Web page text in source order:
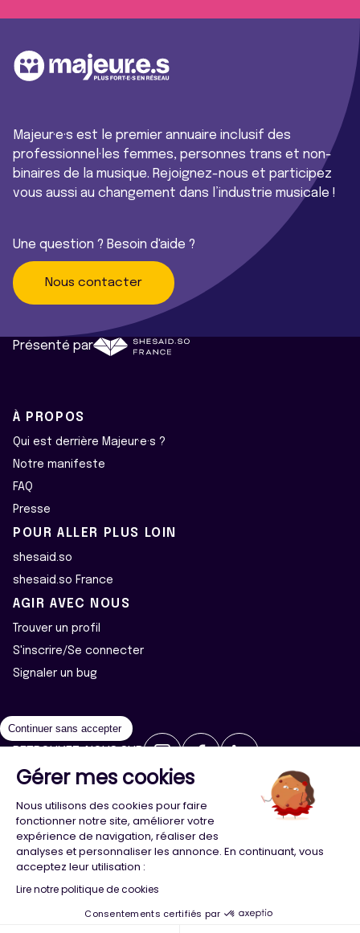
Majeur·e·s est le premier annuaire inclusif des
professionnel·les femmes, personnes trans et non-
binaires de la musique. Rejoignez-nous et participez
vous aussi au changement dans l’industrie musicale !
Une question ? Besoin d'aide ?
Nous contacter
Présenté par
À PROPOS
Qui est derrière Majeur·e·s ?
Notre manifeste
FAQ
Presse
POUR ALLER PLUS LOIN
shesaid.so
shesaid.so France
AGIR AVEC NOUS
Trouver un profil
S'inscrire/Se connecter
Signaler un bug
2026 ©Majeur·e·s - Tous droits réservés
Politique de confidentialité
Cookies
Conception Agence Adeliom
Continuer sans accepter
Gérer mes cookies
Nous utilisons des cookies pour faire
fonctionner notre site, améliorer votre
expérience de navigation, réaliser des
analyses et personnaliser les annonce. En continuant, vous
acceptez leur utilisation :
Lire notre politique de cookies
Consentements certifiés par